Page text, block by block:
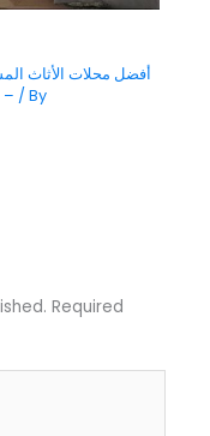
أفضل محلات الأثاث
– / By
Required